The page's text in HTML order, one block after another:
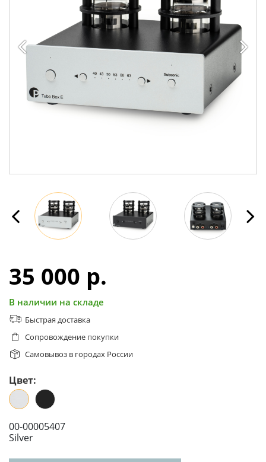
35 000 p.
В наличии на складе
Быстрая доставка
Сопровождение покупки
Самовывоз в городах России
Цвет:
00-00005407
Silver